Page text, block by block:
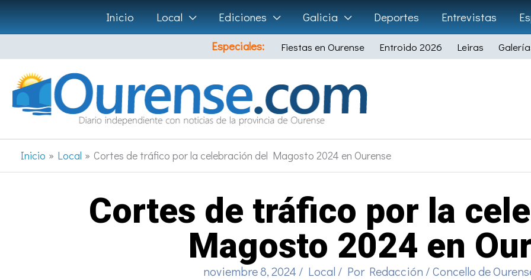
Ir
al
contenido
Inicio Local Ediciones Galicia Deportes Entrevistas
Especiales:
Fiestas en Ourense Entroido 2026 Leiras
Inicio Local Cortes de tráfico por la celebración del Magosto 2024 en Ourense
Cortes de tráfico por la
Magosto 2024 en
noviembre 8, 2024 / Local / Por Redacción /Concello de